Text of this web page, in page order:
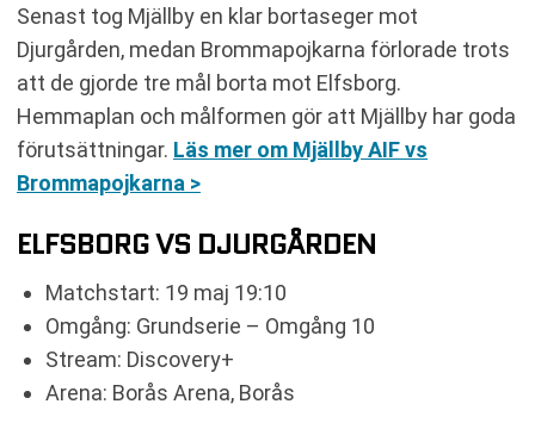
Senast tog Mjällby en klar bortaseger mot
Djurgården, medan Brommapojkarna förlorade trots
att de gjorde tre mål borta mot Elfsborg.
Hemmaplan och målformen gör att Mjällby har goda
förutsättningar. Läs mer om Mjällby AIF vs
Brommapojkarna >
ELFSBORG VS DJURGÅRDEN
Matchstart: 19 maj 19:10
Omgång: Grundserie – Omgång 10
Stream: Discovery+
Arena: Borås Arena, Borås